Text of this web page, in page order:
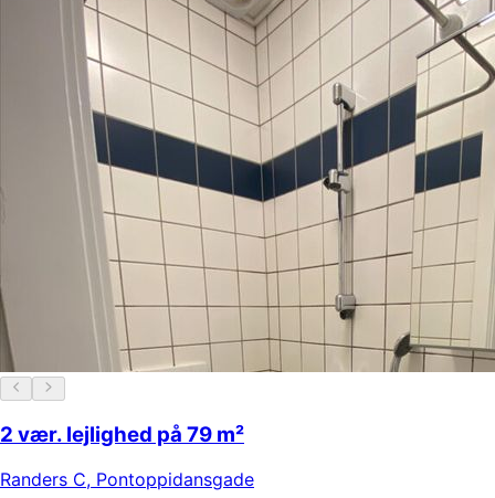
2 vær. lejlighed på 79 m²
Randers C, Pontoppidansgade